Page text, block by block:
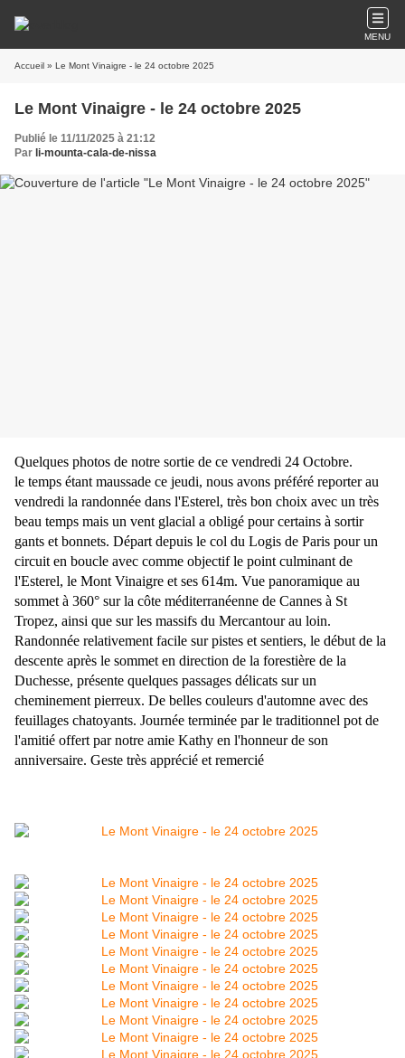
MENU
Accueil » Le Mont Vinaigre - le 24 octobre 2025
Le Mont Vinaigre - le 24 octobre 2025
Publié le 11/11/2025 à 21:12
Par li-mounta-cala-de-nissa
Quelques photos de notre sortie de ce vendredi 24 Octobre.
le temps étant maussade ce jeudi, nous avons préféré reporter au
vendredi la randonnée dans l'Esterel, très bon choix avec un très
beau temps mais un vent glacial a obligé pour certains à sortir
gants et bonnets. Départ depuis le col du Logis de Paris pour un
circuit en boucle avec comme objectif le point culminant de
l'Esterel, le Mont Vinaigre et ses 614m. Vue panoramique au
sommet à 360° sur la côte méditerranéenne de Cannes à St
Tropez, ainsi que sur les massifs du Mercantour au loin.
Randonnée relativement facile sur pistes et sentiers, le début de la
descente après le sommet en direction de la forestière de la
Duchesse, présente quelques passages délicats sur un
cheminement pierreux. De belles couleurs d'automne avec des
feuillages chatoyants. Journée terminée par le traditionnel pot de
l'amitié offert par notre amie Kathy en l'honneur de son
anniversaire. Geste très apprécié et remercié